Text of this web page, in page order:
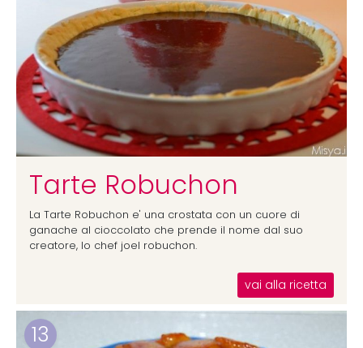
Tarte Robuchon
La Tarte Robuchon e' una crostata con un cuore di
ganache al cioccolato che prende il nome dal suo
creatore, lo chef joel robuchon.
vai alla ricetta
13